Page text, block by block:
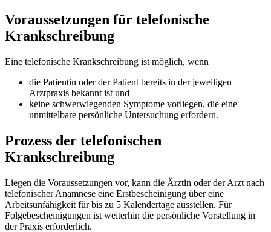
Voraussetzungen für telefonische
Krankschreibung
Eine telefonische Krankschreibung ist möglich, wenn
die Patientin oder der Patient bereits in der jeweiligen
Arztpraxis bekannt ist und
keine schwerwiegenden Symptome vorliegen, die eine
unmittelbare persönliche Untersuchung erfordern.
Prozess der telefonischen
Krankschreibung
Liegen die Voraussetzungen vor, kann die Ärztin oder der Arzt nach
telefonischer Anamnese eine Erstbescheinigung über eine
Arbeitsunfähigkeit für bis zu 5 Kalendertage ausstellen. Für
Folgebescheinigungen ist weiterhin die persönliche Vorstellung in
der Praxis erforderlich.